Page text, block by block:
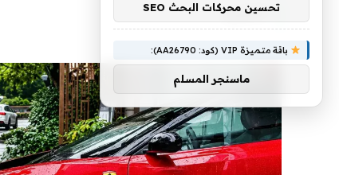
الصين
تحسين محركات البحث SEO
باقة متميزة VIP (كود: AA26790):
ماسنجر المسلم